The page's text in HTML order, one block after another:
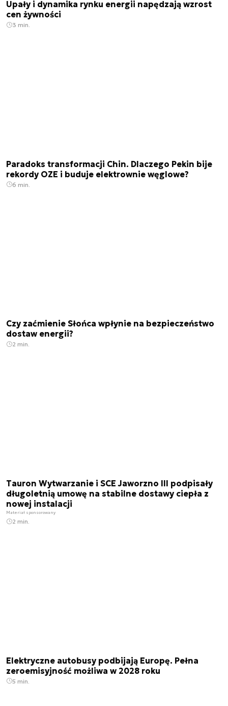
Upały i dynamika rynku energii napędzają wzrost
cen żywności
3 min.
Paradoks transformacji Chin. Dlaczego Pekin bije
rekordy OZE i buduje elektrownie węglowe?
6 min.
Czy zaćmienie Słońca wpłynie na bezpieczeństwo
dostaw energii?
2 min.
Tauron Wytwarzanie i SCE Jaworzno III podpisały
długoletnią umowę na stabilne dostawy ciepła z
nowej instalacji
Materiał sponsorowany
2 min.
Elektryczne autobusy podbijają Europę. Pełna
zeroemisyjność możliwa w 2028 roku
5 min.